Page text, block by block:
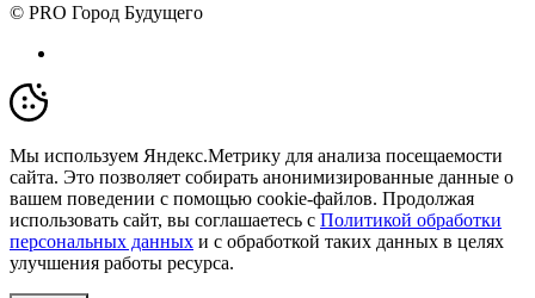
© PRO Город Будущего
Мы используем Яндекс.Метрику для анализа посещаемости
сайта. Это позволяет собирать анонимизированные данные о
вашем поведении с помощью cookie-файлов. Продолжая
использовать сайт, вы соглашаетесь с Политикой обработки
персональных данных и с обработкой таких данных в целях
улучшения работы ресурса.